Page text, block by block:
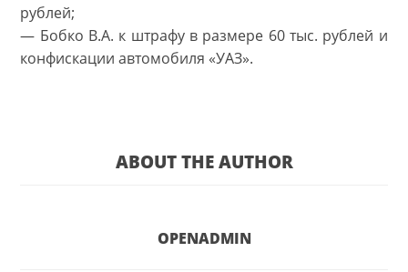
рублей;
— Бобко В.А. к штрафу в размере 60 тыс. рублей и
конфискации автомобиля «УАЗ».
ABOUT THE AUTHOR
OPENADMIN